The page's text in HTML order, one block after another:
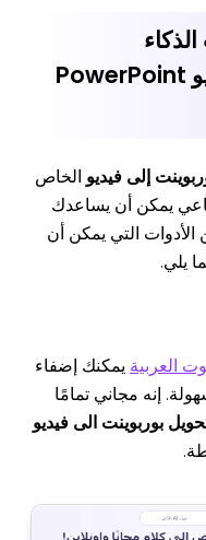
الاصطناعي لتحسين فيديو PowerPoint
إلى فيديو الخاص
يمكن أن يساعدك
الأدوات التي يمكن أن
يلي.
العربية يمكنك إضفاء
إنه مجاني تمامًا
بوربوينت الى فيديو